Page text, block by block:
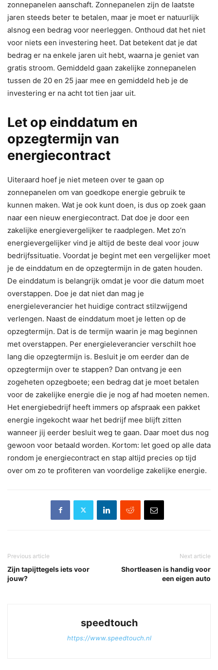
zonnepanelen aanschaft. Zonnepanelen zijn de laatste
jaren steeds beter te betalen, maar je moet er natuurlijk
alsnog een bedrag voor neerleggen. Onthoud dat het niet
voor niets een investering heet. Dat betekent dat je dat
bedrag er na enkele jaren uit hebt, waarna je geniet van
gratis stroom. Gemiddeld gaan zakelijke zonnepanelen
tussen de 20 en 25 jaar mee en gemiddeld heb je de
investering er na acht tot tien jaar uit.
Let op einddatum en
opzegtermijn van
energiecontract
Uiteraard hoef je niet meteen over te gaan op
zonnepanelen om van goedkope energie gebruik te
kunnen maken. Wat je ook kunt doen, is dus op zoek gaan
naar een nieuw energiecontract. Dat doe je door een
zakelijke energievergelijker te raadplegen. Met zo’n
energievergelijker vind je altijd de beste deal voor jouw
bedrijfssituatie. Voordat je begint met een vergelijker moet
je de einddatum en de opzegtermijn in de gaten houden.
De einddatum is belangrijk omdat je voor die datum moet
overstappen. Doe je dat niet dan mag je
energieleverancier het huidige contract stilzwijgend
verlengen. Naast de einddatum moet je letten op de
opzegtermijn. Dat is de termijn waarin je mag beginnen
met overstappen. Per energieleverancier verschilt hoe
lang die opzegtermijn is. Besluit je om eerder dan de
opzegtermijn over te stappen? Dan ontvang je een
zogeheten opzegboete; een bedrag dat je moet betalen
voor de zakelijke energie die je nog af had moeten nemen.
Het energiebedrijf heeft immers op afspraak een pakket
energie ingekocht waar het bedrijf mee blijft zitten
wanneer jij eerder besluit weg te gaan. Daar moet dus nog
gewoon voor betaald worden. Kortom: let goed op alle data
rondom je energiecontract en stap altijd precies op tijd
over om zo te profiteren van voordelige zakelijke energie.
Previous article
Zijn tapijttegels iets voor
jouw?
Next article
Shortleasen is handig voor
een eigen auto
speedtouch
https://www.speedtouch.nl